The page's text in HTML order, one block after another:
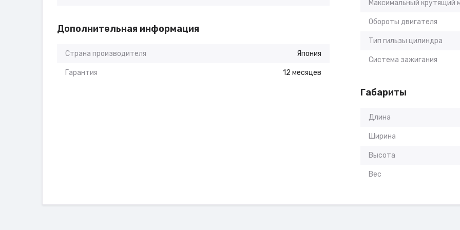
Максимальный крутящий
Обороты двигателя
Тип гильзы цилиндра
Система зажигания
Дополнительная информация
Страна производителя Япония
Гарантия 12 месяцев
Габариты
Длина
Ширина
Высота
Вес